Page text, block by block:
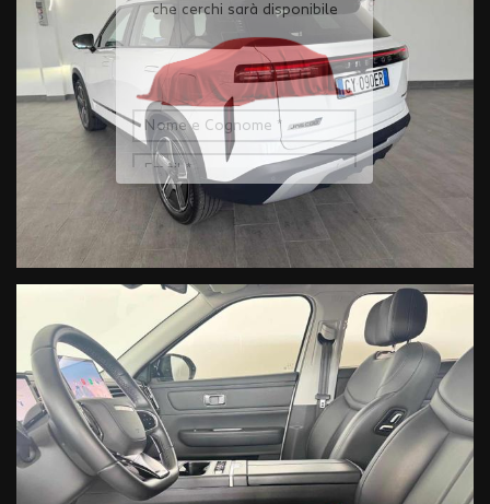
Ho letto e accettol'informativa privacy*
Acconsento al trattamento dei miei dati per finalità di
Queste informazioni non saranno condivise con terze parti